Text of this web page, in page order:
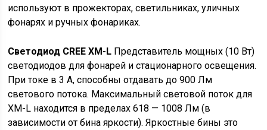
используют в прожекторах, светильниках, уличных
фонарях и ручных фонариках.
Cветодиод CREE XM-L Представитель мощных (10 Вт)
светодиодов для фонарей и стационарного освещения.
При токе в 3 А, способны отдавать до 900 Лм
светового потока. Максимальный световой поток для
XM-L находится в пределах 618 — 1008 Лм (в
зависимости от бина яркости). Яркостные бины это